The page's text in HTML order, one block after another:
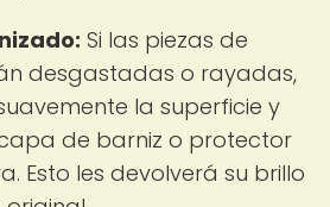
Si las piezas de
desgastadas o rayadas,
la superficie y
de barniz o protector
Esto les devolverá su brillo